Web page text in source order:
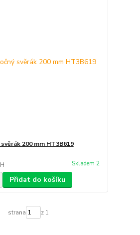
200 mm HT3B619
Skladem 2
Přidat do košíku
strana z 1